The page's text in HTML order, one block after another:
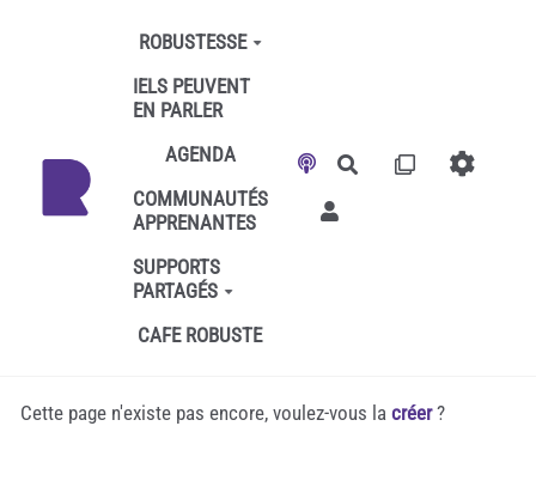
Aller au contenu principal
ROBUSTESSE
IELS PEUVENT
EN PARLER
AGENDA
COMMUNAUTÉS
APPRENANTES
SUPPORTS
PARTAGÉS
CAFE ROBUSTE
Rechercher
Cette page n'existe pas encore, voulez-vous la créer?